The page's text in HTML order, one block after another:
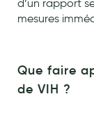
Soins bébé
Biberons et tétines
d’un rapport
mesures
Que faire
de VIH ?